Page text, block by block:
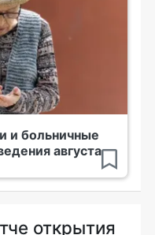
и больничные
августа
открытия